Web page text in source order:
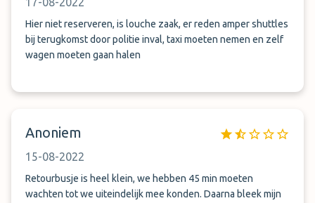
Hier niet reserveren, is louche zaak, er reden amper shuttles
bij terugkomst door politie inval, taxi moeten nemen en zelf
wagen moeten gaan halen
Anoniem
15-08-2022
Retourbusje is heel klein, we hebben 45 min moeten
wachten tot we uiteindelijk mee konden. Daarna bleek mijn